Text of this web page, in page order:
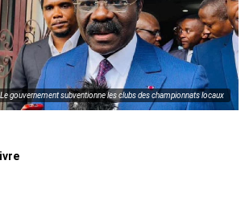
gouvernement subventionne les clubs des championnats locaux